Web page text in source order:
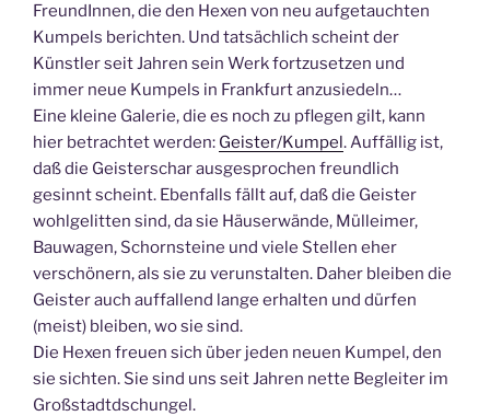
FreundInnen, die den Hexen von neu aufgetauchten
Kumpels berichten. Und tatsächlich scheint der
Künstler seit Jahren sein Werk fortzusetzen und
immer neue Kumpels in Frankfurt anzusiedeln…
Eine kleine Galerie, die es noch zu pflegen gilt, kann
hier betrachtet werden: Geister/Kumpel. Auffällig ist,
daß die Geisterschar ausgesprochen freundlich
gesinnt scheint. Ebenfalls fällt auf, daß die Geister
wohlgelitten sind, da sie Häuserwände, Mülleimer,
Bauwagen, Schornsteine und viele Stellen eher
verschönern, als sie zu verunstalten. Daher bleiben die
Geister auch auffallend lange erhalten und dürfen
(meist) bleiben, wo sie sind.
Die Hexen freuen sich über jeden neuen Kumpel, den
sie sichten. Sie sind uns seit Jahren nette Begleiter im
Großstadtdschungel.